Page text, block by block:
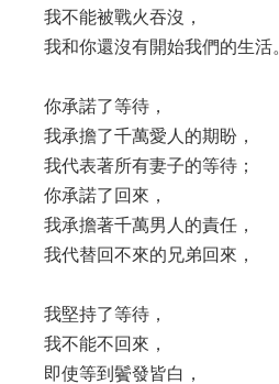
我不能被戰火吞沒，
我和你還沒有開始我們的生活。
你承諾了等待，
我承擔了千萬愛人的期盼，
我代表著所有妻子的等待；
你承諾了回來，
我承擔著千萬男人的責任，
我代替回不來的兄弟回來，
我堅持了等待，
我不能不回來，
即使等到鬢發皆白，